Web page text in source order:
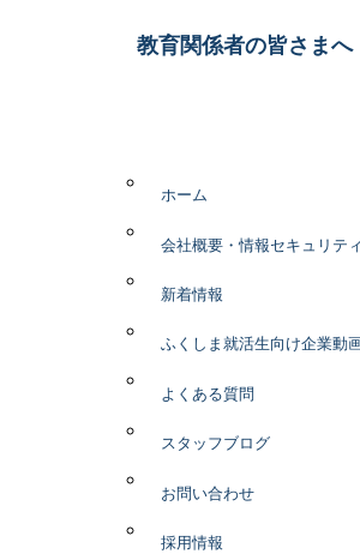
教育関係者の皆さまへ
ホーム
会社概要・情報セキュリテ
新着情報
ふくしま就活生向け企業動
よくある質問
スタッフブログ
お問い合わせ
採用情報